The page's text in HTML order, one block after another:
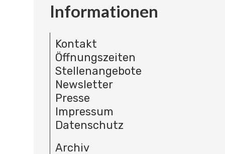
Informationen
Kontakt
Öffnungszeiten
Stellenangebote
Newsletter
Presse
Impressum
Datenschutz
Archiv